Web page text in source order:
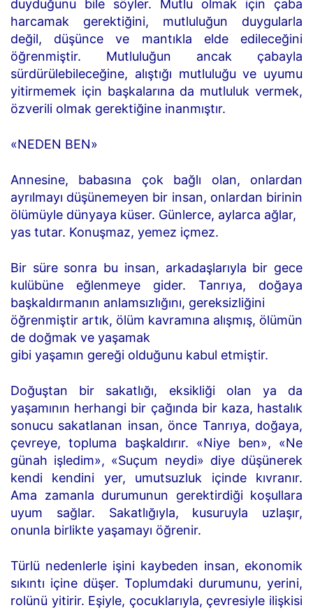
duyduğunu bile söyler. Mutlu olmak için çaba
harcamak gerektiğini, mutluluğun duygularla
değil, düşünce ve mantıkla elde edileceğini
öğrenmiştir. Mutluluğun ancak çabayla
sürdürülebileceğine, alıştığı mutluluğu ve uyumu
yitirmemek için başkalarına da mutluluk vermek,
özverili olmak gerektiğine inanmıştır.
«NEDEN BEN»
Annesine, babasına çok bağlı olan, onlardan
ayrılmayı düşünemeyen bir insan, onlardan birinin
ölümüyle dünyaya küser. Günlerce, aylarca ağlar,
yas tutar. Konuşmaz, yemez içmez.
Bir süre sonra bu insan, arkadaşlarıyla bir gece
kulübüne eğlenmeye gider. Tanrıya, doğaya
başkaldırmanın anlamsızlığını, gereksizliğini
öğrenmiştir artık, ölüm kavramına alışmış, ölümün
de doğmak ve yaşamak
gibi yaşamın gereği olduğunu kabul etmiştir.
Doğuştan bir sakatlığı, eksikliği olan ya da
yaşamının herhangi bir çağında bir kaza, hastalık
sonucu sakatlanan insan, önce Tanrıya, doğaya,
çevreye, topluma başkaldırır. «Niye ben», «Ne
günah işledim», «Suçum neydi» diye düşünerek
kendi kendini yer, umutsuzluk içinde kıvranır.
Ama zamanla durumunun gerektirdiği koşullara
uyum sağlar. Sakatlığıyla, kusuruyla uzlaşır,
onunla birlikte yaşamayı öğrenir.
Türlü nedenlerle işini kaybeden insan, ekonomik
sıkıntı içine düşer. Toplumdaki durumunu, yerini,
rolünü yitirir. Eşiyle, çocuklarıyla, çevresiyle ilişkisi